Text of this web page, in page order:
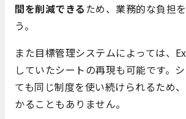
間を削減できる ため、業務的な負担
う。
また目標管理システムによっては、
していたシートの再現も可能です。
ても同じ制度を使い続けられるため
かることもありません。